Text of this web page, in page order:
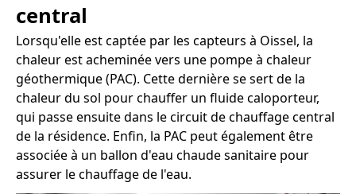
central
Lorsqu'elle est captée par les capteurs à Oissel, la
chaleur est acheminée vers une pompe à chaleur
géothermique (PAC). Cette dernière se sert de la
chaleur du sol pour chauffer un fluide caloporteur,
qui passe ensuite dans le circuit de chauffage central
de la résidence. Enfin, la PAC peut également être
associée à un ballon d'eau chaude sanitaire pour
assurer le chauffage de l'eau.